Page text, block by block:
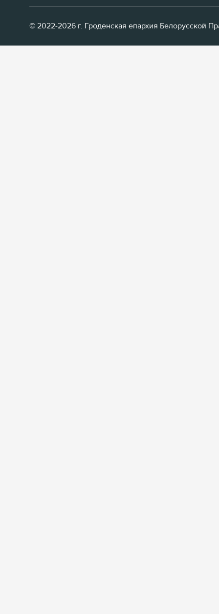
© 2022-2026 г. Гроденская епархия Белорусской